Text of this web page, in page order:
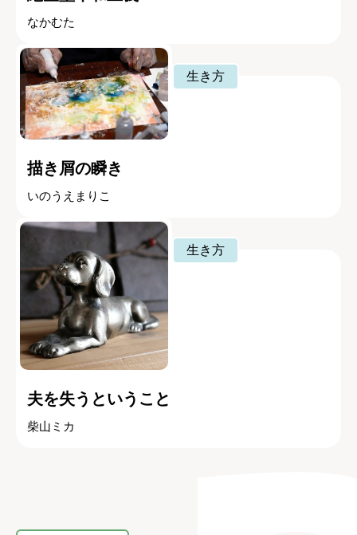
なかむた
生き方
描き屑の瞬き
いのうえまりこ
生き方
夫を失うということ
柴山ミカ